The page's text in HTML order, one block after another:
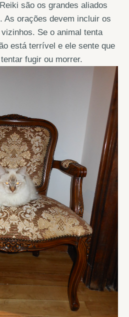
são os grandes aliados
As orações devem incluir os
Se o animal tenta
está terrível e ele sente que
fugir ou morrer.